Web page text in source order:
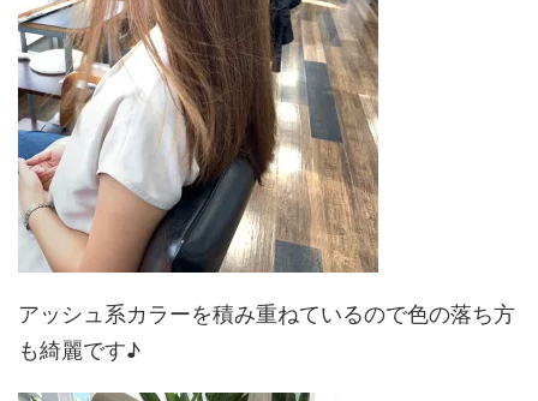
アッシュ系カラーを積み重ねているので色の落ち方
も綺麗です♪